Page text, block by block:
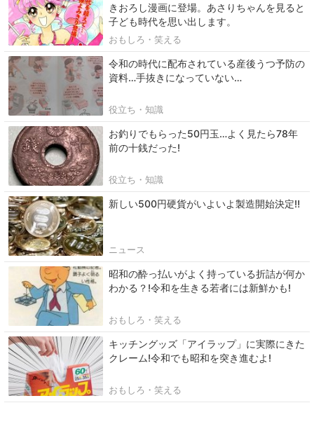
きおろし漫画に登場。あさりちゃんを見ると
子ども時代を思い出します。
おもしろ・笑える
令和の時代に配布されている産後うつ予防の
資料…手抜きになっていない…
役立ち・知識
お釣りでもらった50円玉…よく見たら78年
前の十銭だった!
役立ち・知識
新しい500円硬貨がいよいよ製造開始決定‼
ニュース
昭和の酔っ払いがよく持っている折詰が何か
わかる？!令和を生きる若者には新鮮かも!
おもしろ・笑える
キッチングッズ「アイラップ」に実際にきた
クレーム!令和でも昭和を突き進むよ!
おもしろ・笑える